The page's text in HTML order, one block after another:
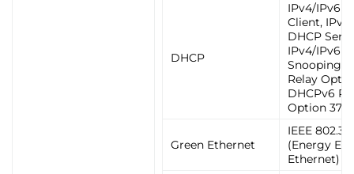
DHCP
IPv4/IPv6
Client, IPv4
DHCP
IPv4/IPv6
Snooping,
Relay
DHCPv6
Option 37
Green Ethernet
IEEE
(Energy
Ethernet)